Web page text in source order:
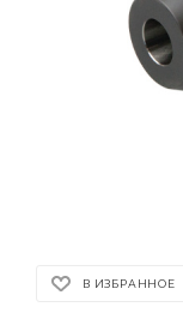
В ИЗБРАННОЕ